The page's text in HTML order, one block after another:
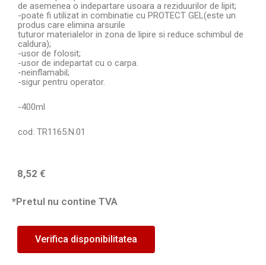
de asemenea o indepartare usoara a reziduurilor de lipit;
-poate fi utilizat in combinatie cu PROTECT GEL(este un
produs care elimina arsurile
tuturor materialelor in zona de lipire si reduce schimbul de
caldura);
-usor de folosit;
-usor de indepartat cu o carpa.
-neinflamabil;
-sigur pentru operator.
-400ml
cod: TR1165.N.01
8,52 €
*Pretul nu contine TVA
Verifica disponibilitatea